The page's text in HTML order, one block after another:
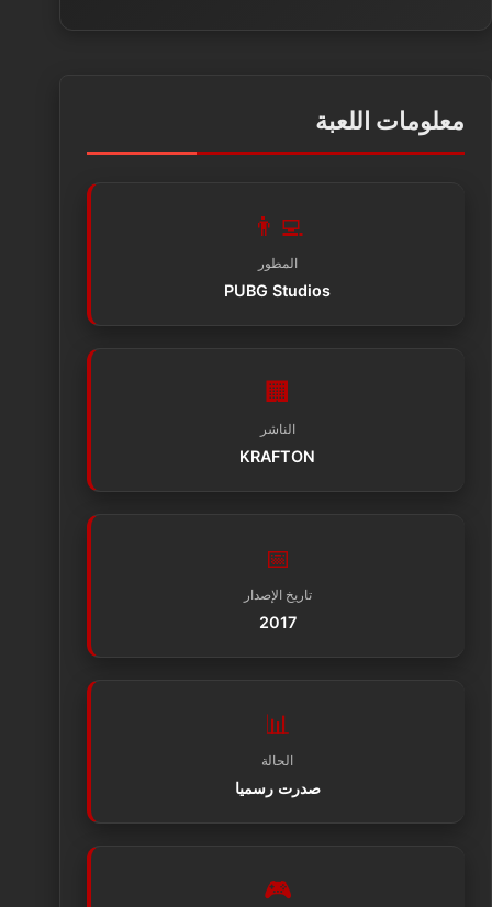
معلومات اللعبة
👨‍💻
المطور
PUBG Studios
🏢
الناشر
KRAFTON
📅
تاريخ الإصدار
2017
📊
الحالة
صدرت رسميا
🎮